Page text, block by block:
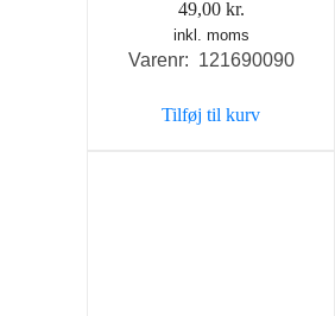
49,00 kr.
inkl. moms
Varenr: 121690090
Tilføj til kurv